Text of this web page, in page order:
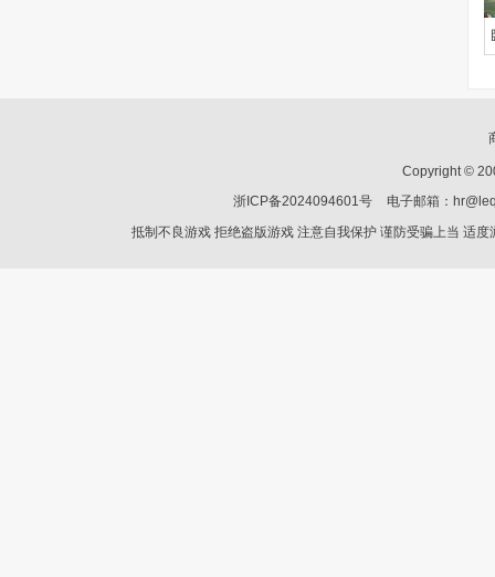
Copyright ©
浙ICP备2024094601号
电子邮箱：
抵制不良游戏 拒绝盗版游戏 注意自我保护 谨防受骗上当 适